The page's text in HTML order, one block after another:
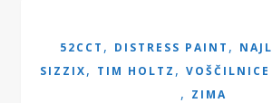
52CCT , DISTRESS PAINT ,
SIZZIX, TIM HOLTZ ,
, ZIMA